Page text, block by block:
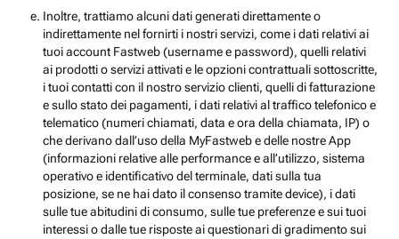
Inoltre, trattiamo alcuni dati generati direttamente o
indirettamente nel fornirti i nostri servizi, come i dati relativi ai
tuoi account Fastweb (username e password), quelli relativi
ai prodotti o servizi attivati e le opzioni contrattuali sottoscritte,
i tuoi contatti con il nostro servizio clienti, quelli di fatturazione
e sullo stato dei pagamenti, i dati relativi al traffico telefonico e
telematico (numeri chiamati, data e ora della chiamata, IP) o
che derivano dall’uso della MyFastweb e delle nostre App
(informazioni relative alle performance e all’utilizzo, sistema
operativo e identificativo del terminale, dati sulla tua
posizione, se ne hai dato il consenso tramite device), i dati
sulle tue abitudini di consumo, sulle tue preferenze e sui tuoi
interessi o dalle tue risposte ai questionari di gradimento sui